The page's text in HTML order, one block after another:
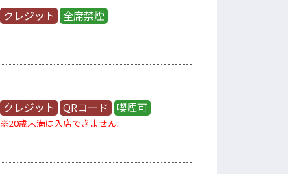
クレジット 全席禁煙
クレジット QRコード 喫煙可
※20歳未満は入店できません。